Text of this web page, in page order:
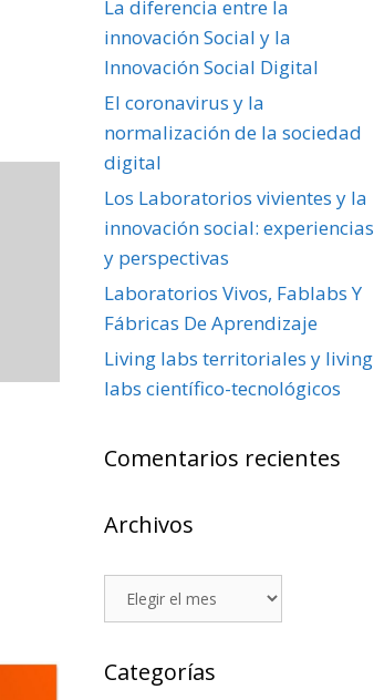
La diferencia entre la
innovación Social y la
Innovación Social Digital
El coronavirus y la
normalización de la sociedad
digital
Los Laboratorios vivientes y la
innovación social: experiencias
y perspectivas
Laboratorios Vivos, Fablabs Y
Fábricas De Aprendizaje
Living labs territoriales y living
labs científico-tecnológicos
Comentarios recientes
Archivos
Archivos
Categorías